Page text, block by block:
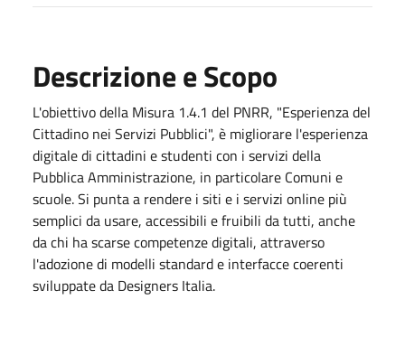
Descrizione e Scopo
L'obiettivo della Misura 1.4.1 del PNRR, "Esperienza del
Cittadino nei Servizi Pubblici", è migliorare l'esperienza
digitale di cittadini e studenti con i servizi della
Pubblica Amministrazione, in particolare Comuni e
scuole. Si punta a rendere i siti e i servizi online più
semplici da usare, accessibili e fruibili da tutti, anche
da chi ha scarse competenze digitali, attraverso
l'adozione di modelli standard e interfacce coerenti
sviluppate da Designers Italia.